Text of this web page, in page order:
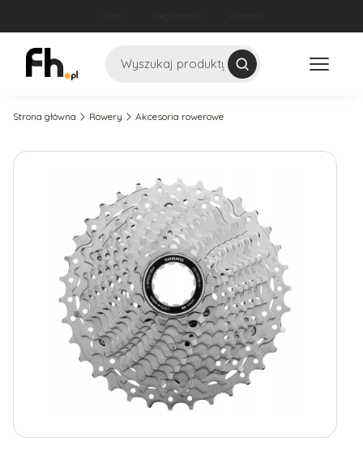
Szukaj
Strona główna Rowery Akcesoria rowerowe